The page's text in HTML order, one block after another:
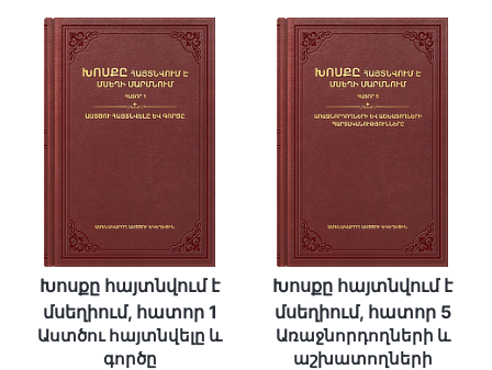
Խոսքը հայտնվում է
մսեղիում, հատոր 1
Աստծու հայտնվելը և
գործը
Խոսքը հայտնվում է
մսեղիում, հատոր 5
Առաջնորդողների և
աշխատողների